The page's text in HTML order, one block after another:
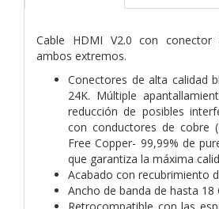
Cable HDMI V2.0 con
ambos extremos.
Conectores de alta calidad
24K. Múltiple
reducción de posibles
con conductores de cobre
Free Copper- 99,99% de
que garantiza la máxima
Acabado con recubrimiento
Ancho de banda de hasta 18
Retrocompatible con las